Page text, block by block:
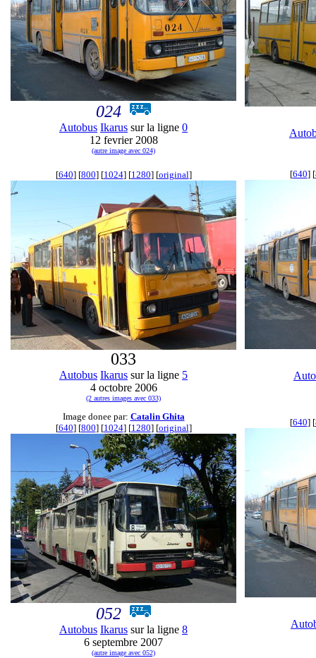
024
Autobus Ikarus sur la ligne 0
12 fevrier 2008
(autre image avec 024)
[640] [800] [1024] [1280] [original]
033
Autobus Ikarus sur la ligne 5
4 octobre 2006
(2 autres images avec 033)
[640] [
Image donee par: Catalin Ghita
[640] [800] [1024] [1280] [original]
052
Autobus Ikarus sur la ligne 8
6 septembre 2007
(autre image avec 052)
[640] [